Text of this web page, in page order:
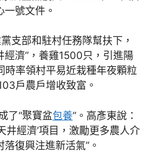
一號文件。
支部和駐村任務隊幫扶下，
經濟”，養雞1500只，引進陽
時率領村平易近栽種年夜顆粒
戶農戶增收致富。
了“聚寶盆包養”。高彥東說：
井經濟’項目，激勵更多農人介
落復興注進新活氣”。